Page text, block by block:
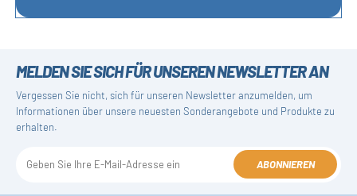
MELDEN SIE SICH FÜR UNSEREN NEWSLETTER AN
Vergessen Sie nicht, sich für unseren Newsletter anzumelden, um
Informationen über unsere neuesten Sonderangebote und Produkte zu
erhalten.
ABONNIEREN